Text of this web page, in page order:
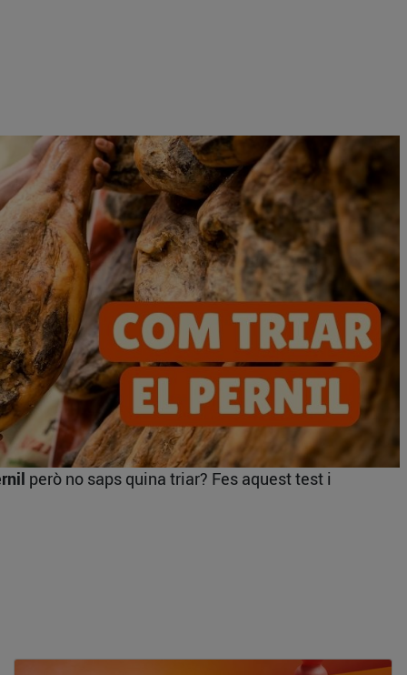
però no saps quina triar? Fes aquest test i